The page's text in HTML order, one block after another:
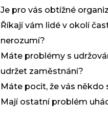
Je pro vás obtížné
Říkají vám lidé v okolí
nerozumí?
Máte problémy s
udržet zaměstnání?
Máte pocit, že vás někdo
Mají ostatní problém